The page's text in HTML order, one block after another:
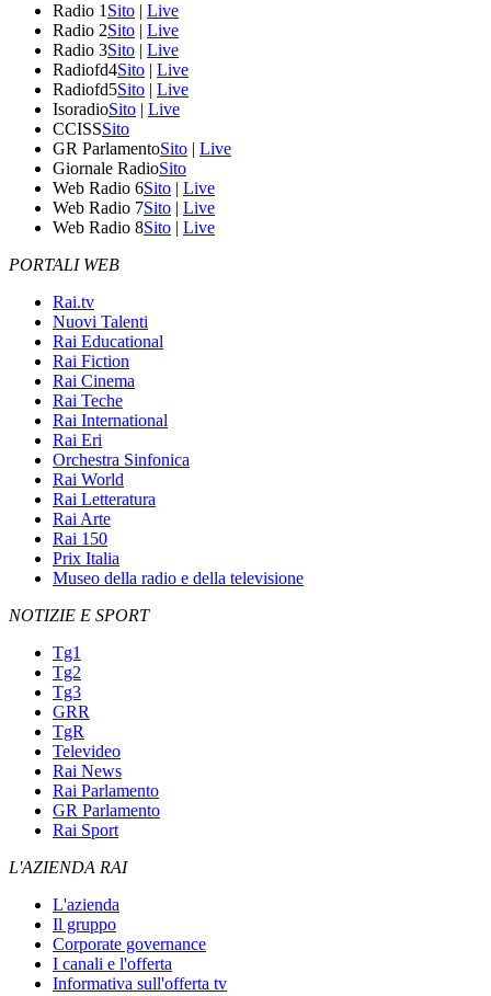
Radio 1 Sito | Live
Radio 2Sito | Live
Radio 3Sito | Live
Radiofd4Sito | Live
Radiofd5Sito | Live
IsoradioSito | Live
CCISSSito
GR ParlamentoSito | Live
Giornale RadioSito
Web Radio 6Sito | Live
Web Radio 7Sito | Live
Web Radio 8Sito | Live
PORTALI WEB
Rai.tv
Nuovi Talenti
Rai Educational
Rai Fiction
Rai Cinema
Rai Teche
Rai International
Rai Eri
Orchestra Sinfonica
Rai World
Rai Letteratura
Rai Arte
Rai 150
Prix Italia
Museo della radio e della televisione
NOTIZIE E SPORT
Tg1
Tg2
Tg3
GRR
TgR
Televideo
Rai News
Rai Parlamento
GR Parlamento
Rai Sport
L'AZIENDA RAI
L'azienda
Il gruppo
Corporate governance
I canali e l'offerta
Informativa sull'offerta tv